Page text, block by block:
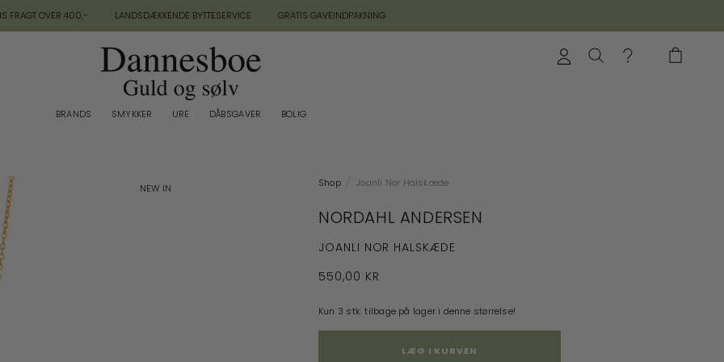
FRAGT OVER 400,- LANDSDÆKKENDE BYTTESERVICE GRATIS GAVEINDPAKNING
BRANDS
SMYKKER URE DÅBSGAVER
BOLIG
NEW IN Shop Joanli Nor Halskæde
NORDAHL ANDERSEN
JOANLI NOR HALSKÆDE
550,00 KR
Kun 3 stk. tilbage på lager i denne størrelse!
LÆG I KURVEN